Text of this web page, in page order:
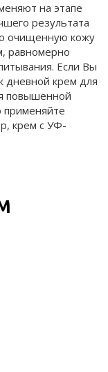
на этапе
результата
очищенную кожу
равномерно
Если Вы
дневной крем для
повышенной
применяйте
крем с УФ-